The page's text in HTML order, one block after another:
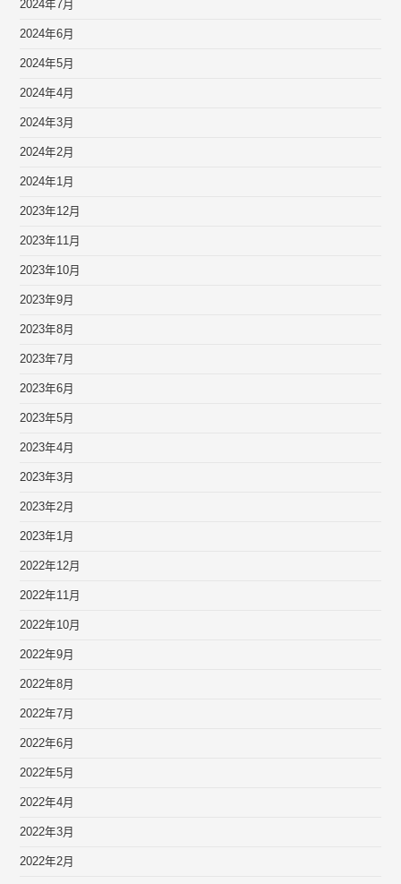
2024年7月
2024年6月
2024年5月
2024年4月
2024年3月
2024年2月
2024年1月
2023年12月
2023年11月
2023年10月
2023年9月
2023年8月
2023年7月
2023年6月
2023年5月
2023年4月
2023年3月
2023年2月
2023年1月
2022年12月
2022年11月
2022年10月
2022年9月
2022年8月
2022年7月
2022年6月
2022年5月
2022年4月
2022年3月
2022年2月